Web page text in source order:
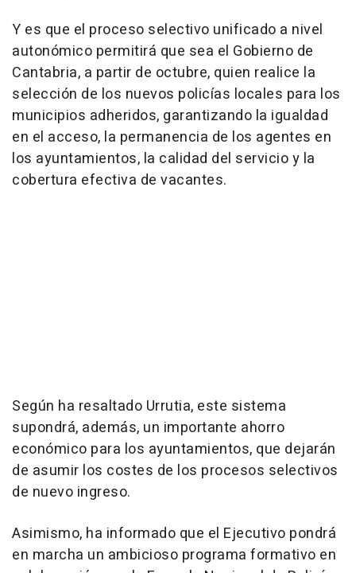
Y es que el proceso selectivo unificado a nivel
autonómico permitirá que sea el Gobierno de
Cantabria, a partir de octubre, quien realice la
selección de los nuevos policías locales para los
municipios adheridos, garantizando la igualdad
en el acceso, la permanencia de los agentes en
los ayuntamientos, la calidad del servicio y la
cobertura efectiva de vacantes.
Según ha resaltado Urrutia, este sistema
supondrá, además, un importante ahorro
económico para los ayuntamientos, que dejarán
de asumir los costes de los procesos selectivos
de nuevo ingreso.
Asimismo, ha informado que el Ejecutivo pondrá
en marcha un ambicioso programa formativo en